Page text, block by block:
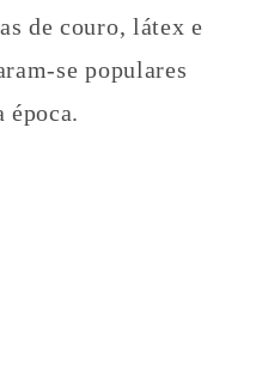
de couro, látex e
se populares
época.